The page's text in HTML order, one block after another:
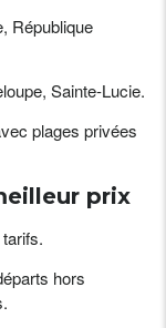
République
Sainte-Lucie.
plages privées
prix
hors